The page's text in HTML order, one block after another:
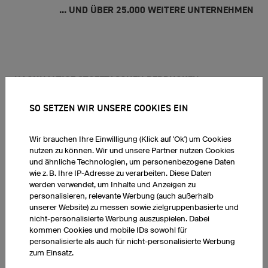
... UND ÜBER 25.000 WEITERE UNTERNEHMEN
NACHHALTIGE STOFFTASCHEN BEDRUCKEN
WELCHE ARTEN VON TASCHEN KANN ICH BEI OWAYO
owayo bietet verschiedene Taschen zum Bedrucken. Allseits beliebt
ist die klassische und günstige Einkaufstasche (Jutebeutel) aus
Fairtrade Baumwolle. Oder Sie bedrucken den
Polyester und recycelter Bio-Baumwolle. Beide Varianten gibt es in
verschiedenen Farben. Sie können die Vorder- und Rückseite mit
eigenen Motiven oder Designs bedrucken lassen. Bei den
genannten Artikeln handelt es sich um Zukaufartikel, die owayo bei
Partnern einkauft, um sie im Anschluss in Deutschland zu
bedrucken.
SO SETZEN WIR UNSERE COOKIES EIN
Wir brauchen Ihre Einwilligung (Klick auf 'Ok') um Cookies
nutzen zu können. Wir und unsere Partner nutzen Cookies
und ähnliche Technologien, um personenbezogene Daten
wie z. B. Ihre IP-Adresse zu verarbeiten. Diese Daten
werden verwendet, um Inhalte und Anzeigen zu
personalisieren, relevante Werbung (auch außerhalb
unserer Website) zu messen sowie zielgruppenbasierte und
nicht-personalisierte Werbung auszuspielen. Dabei
kommen Cookies und mobile IDs sowohl für
personalisierte als auch für nicht-personalisierte Werbung
zum Einsatz.